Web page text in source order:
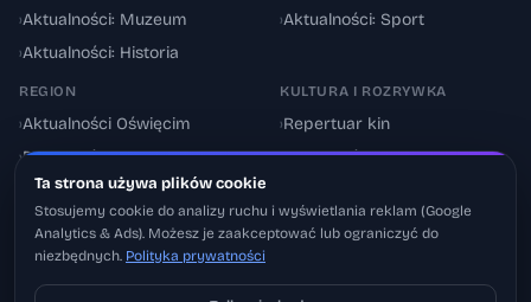
›Aktualności: Muzeum
›Aktualności: Historia
›Aktualności: Sport
REGION
›Aktualności Oświęcim
›Powiat oświęcimski
Utrudnienia drogowe
KULTURA I ROZRYWKA
›Repertuar kin
›Aktualności: Kultura
Ta strona używa plików cookie
Stosujemy cookie do analizy ruchu i wyświetlania reklam (Google
Analytics & Ads). Możesz je zaakceptować lub ograniczyć do
niezbędnych. Polityka prywatności